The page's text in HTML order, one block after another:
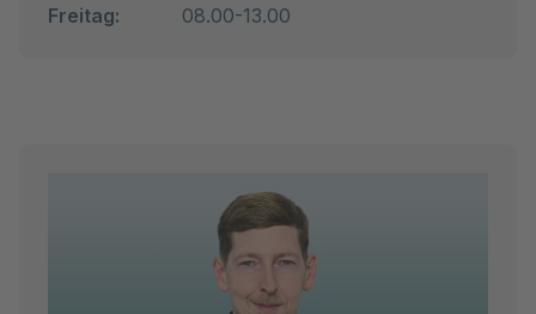
Freitag:
08.00-13.00